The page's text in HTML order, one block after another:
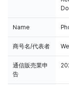
Name
商号名/代表者
通信販売業申
告